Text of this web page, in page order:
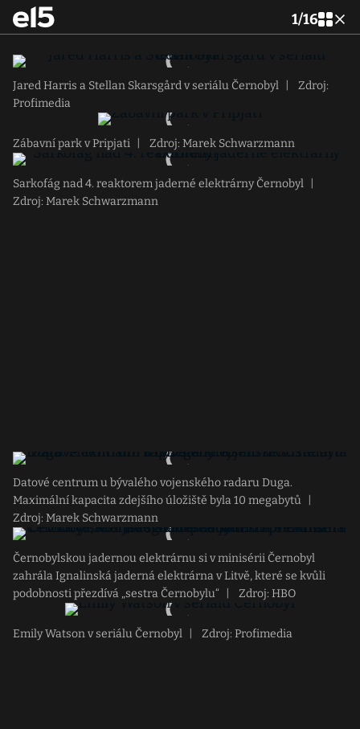
1/16
Jared Harris a Stellan Skarsgård v seriálu Černobyl
Zdroj:
Profimedia
Zábavní park v Pripjati Zdroj: Marek Schwarzmann
Sarkofág nad 4. reaktorem jaderné elektrárny Černobyl
Zdroj: Marek Schwarzmann
Datové centrum u bývalého vojenského radaru Duga.
Maximální kapacita zdejšího úložiště byla 10 megabytů
Zdroj: Marek Schwarzmann
Černobylskou jadernou elektrárnu si v minisérii Černobyl
zahrála Ignalinská jaderná elektrárna v Litvě, které se kvůli
podobnosti přezdívá „sestra Černobylu“
Zdroj: HBO
Emily Watson v seriálu Černobyl Zdroj: Profimedia